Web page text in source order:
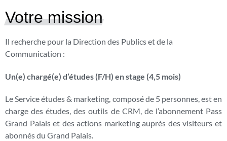
Votre mission
Il recherche pour la Direction des Publics et de la
Communication :
Un(e) chargé(e) d’études (F/H) en stage (4,5 mois)
Le Service études & marketing, composé de 5 personnes, est en
charge des études, des outils de CRM, de l’abonnement Pass
Grand Palais et des actions marketing auprès des visiteurs et
abonnés du Grand Palais.